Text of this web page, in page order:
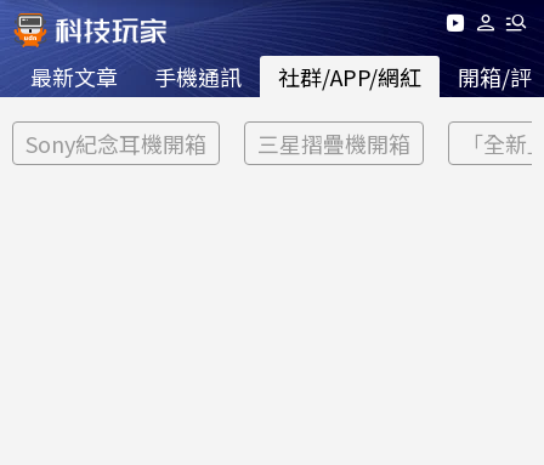
最新文章 手機通訊 社群/APP/網紅 開箱/評
Sony紀念耳機開箱 三星摺疊機開箱 「全新